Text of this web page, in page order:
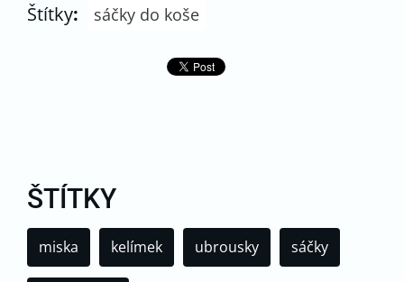
Štítky: sáčky do koše
ŠTÍTKY
miska kelímek ubrousky sáčky